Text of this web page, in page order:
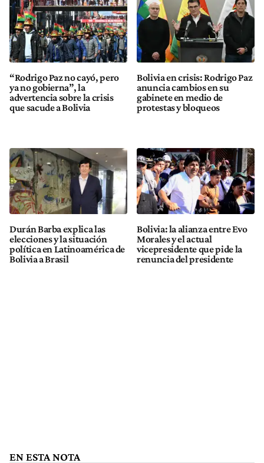
“Rodrigo Paz no cayó, pero
ya no gobierna”, la
advertencia sobre la crisis
que sacude a Bolivia
Bolivia en crisis: Rodrigo Paz
anuncia cambios en su
gabinete en medio de
protestas y bloqueos
Durán Barba explica las
elecciones y la situación
política en Latinoamérica de
Bolivia a Brasil
Bolivia: la alianza entre Evo
Morales y el actual
vicepresidente que pide la
renuncia del presidente
EN ESTA NOTA